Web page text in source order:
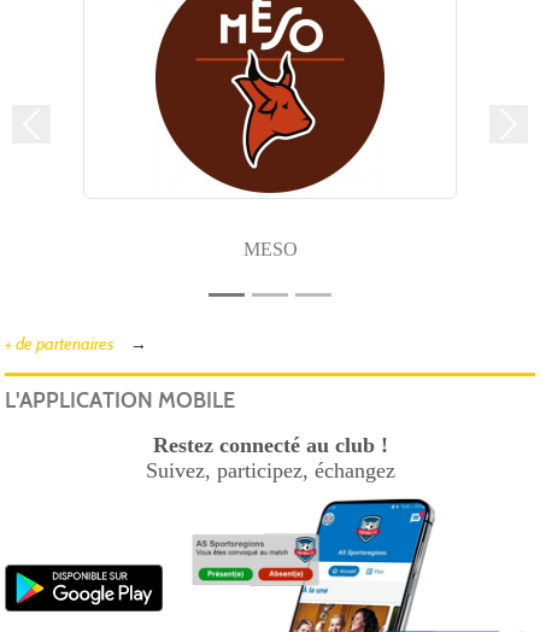
MESO
+ de partenaires
L'APPLICATION MOBILE
Restez connecté au club !
Suivez, participez, échangez